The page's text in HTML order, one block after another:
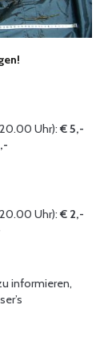
Uhr): € 5,-
Uhr): € 2,-
informieren,